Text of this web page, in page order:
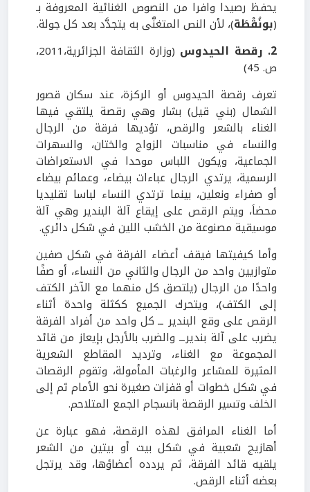
يحفظ رصيدا وافرا من النصوص الغنائية المعروفة بـ
(بونُقْطَة)، لأن النص المتغنَّى به يتجدَّد بعد كل جولة.
2. رقصة الحيدوس
(وزارة الثقافة الجزائرية،2011،
ص. 45)
تعرف رقصة الحيدوس أو الركزة، عند سكان قصور
الشمال (بني قيل) بشار وهي رقصة يلتقي فيها
الغناء بالشعر والرقص، تؤديها فرقة من الرجال
والنساء في مناسبات الزواج والختان، والسهرات
الجماعية، ويكون اللباس موحدا في الاستعراضات
الرسمية، يرتدي الرجال عباءات بيضاء، وعمائم بيضاء
أو صفراء ونعلين، بينما ترتدي النساء لباسا تقليديا
محضاَ، ويتم الرقص على إيقاع آلة البندير وهي آلة
موسيقية مصنوعة من الخشب اللين في شكل دائري.
وأما كيفيتها فيقف أعضاء الفرقة في شكل صفين
متوازيين واحد من الرجال والثاني من النساء، أو صفًا
واحدًا من الرجال (يلتصق كل منهما مع الآخر الكتف
إلى الكتف)، ويتحرك الجميع ككثلة واحدة أثناء
الرقص على وقع البندير ــ كل واحد من أفراد الفرقة
يضرب على آلة بنديرــ والضرب بالأرجل بإيعاز من قائد
المجموعة مع الغناء، وترديد المقاطع الشعرية
المثيرة للمشاعر والرغبات المأمولة، وتقوم الرقصات
في شكل خطوات أو قفزات صغيرة نحو الأمام ثم إلى
الخلف وتسير الرقصة بانسجام الجمع المتلاحم.
أما الغناء المرافق لهذه الرقصة، فهو عبارة عن
أهازيج شعبية في شكل بيت أو بيتين من الشعر
يلقيه قائد الفرقة، ثم يردده أعضاؤها، وقد يرتجل
بعضه أثناء الرقص.